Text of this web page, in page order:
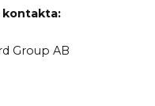
kontakta:
Group AB